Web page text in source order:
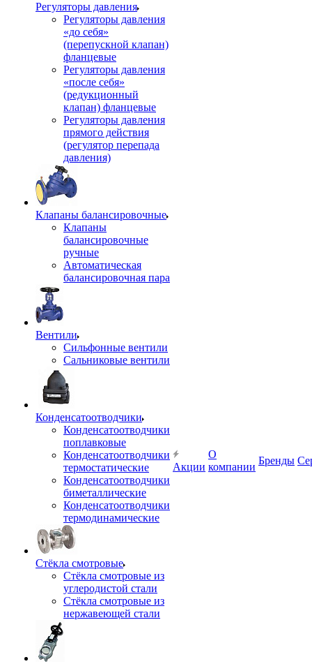
Регуляторы давления
Регуляторы давления
«до себя»
(перепускной клапан)
фланцевые
Регуляторы давления
«после себя»
(редукционный
клапан) фланцевые
Регуляторы давления
прямого действия
(регулятор перепада
давления)
Клапаны балансировочные
Клапаны
балансировочные
ручные
Автоматическая
балансировочная пара
Вентили
Сильфонные вентили
Сальниковые вентили
Конденсатоотводчики
Конденсатоотводчики
поплавковые
Конденсатоотводчики
термостатические
Конденсатоотводчики
биметаллические
Конденсатоотводчики
термодинамические
Стёкла смотровые
Стёкла смотровые из
углеродистой стали
Стёкла смотровые из
нержавеющей стали
Акции
О
компании
Бренды